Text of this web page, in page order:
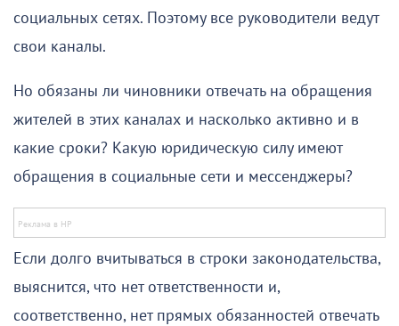
социальных сетях. Поэтому все руководители ведут
свои каналы.
Но обязаны ли чиновники отвечать на обращения
жителей в этих каналах и насколько активно и в
какие сроки? Какую юридическую силу имеют
обращения в социальные сети и мессенджеры?
Если долго вчитываться в строки законодательства,
выяснится, что нет ответственности и,
соответственно, нет прямых обязанностей отвечать